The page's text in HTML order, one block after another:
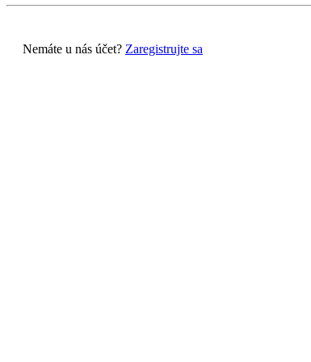
Nemáte u nás účet? Zaregistrujte sa